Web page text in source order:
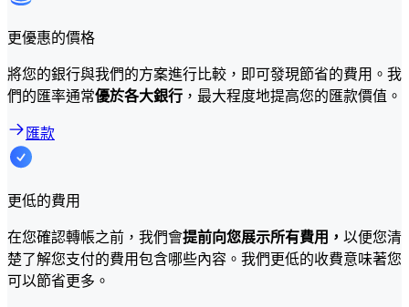
更優惠的價格
將您的銀行與我們的方案進行比較，即可發現節省的費用。我
們的匯率通常優於各大銀行 ，最大程度地提高您的匯款價值。
匯款
更低的費用
在您確認轉帳之前，我們會提前向您展示所有費用， 以便您清
楚了解您支付的費用包含哪些內容。我們更低的收費意味著您
可以節省更多。